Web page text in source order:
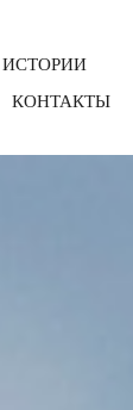
КОНТАКТЫ